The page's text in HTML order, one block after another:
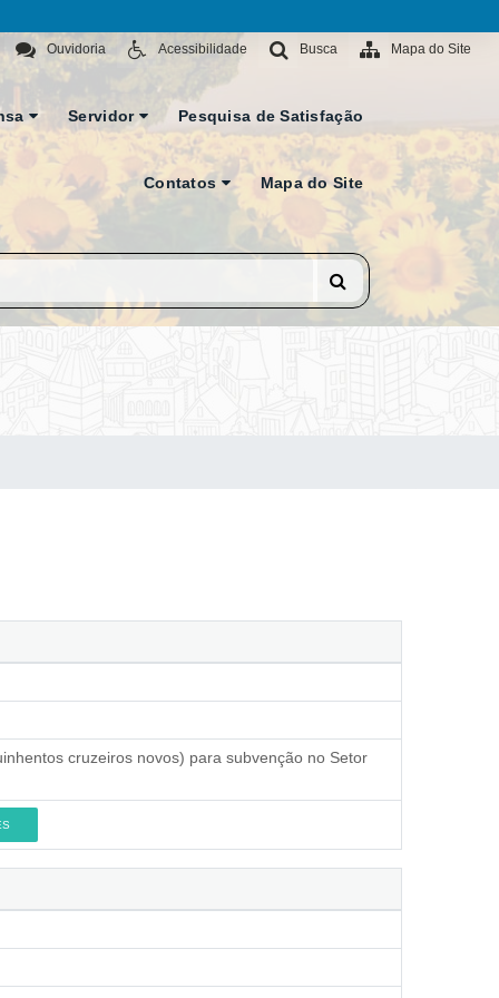
Mapa do Site
Busca
Acessibilidade
Ouvidoria
Servidor Pesquisa de Satisfação
Contatos Mapa do Site
cruzeiros novos) para subvenção no Setor